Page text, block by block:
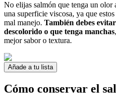
No elijas salmón que tenga un olor
una superficie viscosa, ya que
mal manejo. También debes
descolorido o que tenga manchas
mejor sabor o textura.
Añade a tu lista
Cómo conservar el